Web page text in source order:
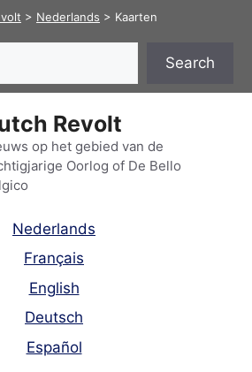
> Nederlands > Kaarten
Search
Revolt
op het gebied van de
Oorlog of De Bello
Nederlands
Français
English
Deutsch
Español